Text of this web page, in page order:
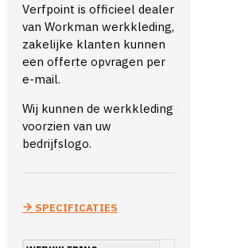
Verfpoint is officieel dealer
van Workman werkkleding,
zakelijke klanten kunnen
een offerte opvragen per
e-mail.
Wij kunnen de werkkleding
voorzien van uw
bedrijfslogo.
SPECIFICATIES